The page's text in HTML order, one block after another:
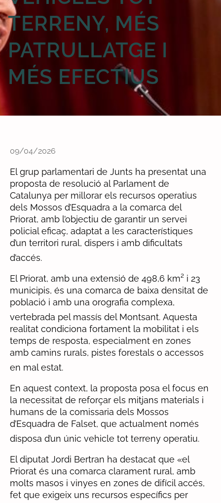
TERRENY, MÉS
PATRULLATGE I
MÉS EFECTIUS
09/04/2026
El grup parlamentari de Junts ha presentat una
proposta de resolució al Parlament de
Catalunya per millorar els recursos operatius
dels Mossos d’Esquadra a la comarca del
Priorat, amb l’objectiu de garantir un servei
policial eficaç, adaptat a les característiques
d’un territori rural, dispers i amb dificultats
d’accés.
El Priorat, amb una extensió de 498,6 km² i 23
municipis, és una comarca de baixa densitat de
població i amb una orografia complexa,
vertebrada pel massís del Montsant. Aquesta
realitat condiciona fortament la mobilitat i els
temps de resposta, especialment en zones
amb camins rurals, pistes forestals o accessos
en mal estat.
En aquest context, la proposta posa el focus en
la necessitat de reforçar els mitjans materials i
humans de la comissaria dels Mossos
d’Esquadra de Falset, que actualment només
disposa d’un únic vehicle tot terreny operatiu.
El diputat Jordi Bertran ha destacat que «el
Priorat és una comarca clarament rural, amb
molts masos i vinyes en zones de difícil accés,
fet que exigeix uns recursos específics per